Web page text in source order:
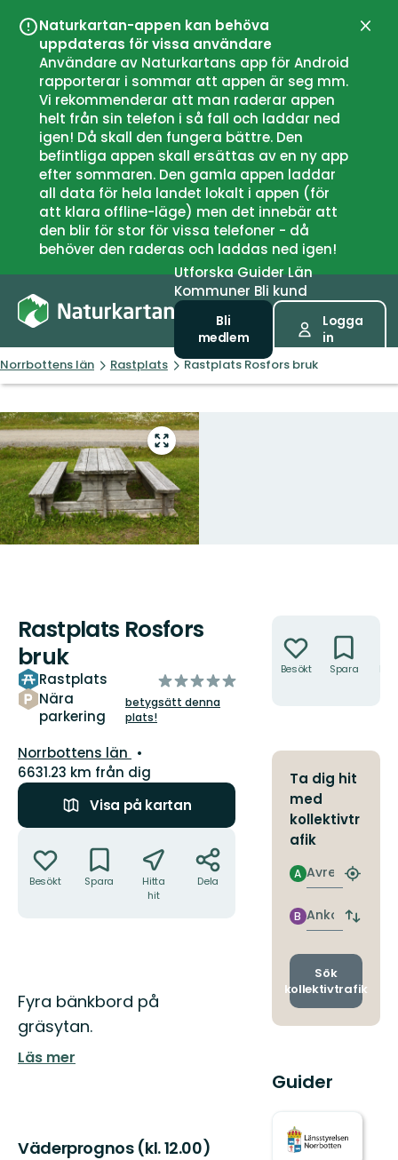
Naturkartan-appen kan behöva
uppdateras för vissa användare
Användare av Naturkartans app för Android
rapporterar i sommar att appen är seg mm.
Vi rekommenderar att man raderar appen
helt från sin telefon i så fall och laddar ned
igen! Då skall den fungera bättre. Den
befintliga appen skall ersättas av en ny app
efter sommaren. Den gamla appen laddar
all data för hela landet lokalt i appen (för
att klara offline-läge) men det innebär att
den blir för stor för vissa telefoner - då
behöver den raderas och laddas ned igen!
UtforskaGuiderLän
Kommuner Bli kund
Bli
medlem
Logga
in
Norrbottens län Rastplats Rastplats Rosfors bruk
Gå
till
helskärmsläge
Rastplats Rosfors
bruk
Rastplats
Nära
parkering
av
5
stjärnor
betygsätt denna
plats!
Län:
Norrbottens län
6631.23 km från dig
Visa på kartan
Besökt Spara
Hitta
hit
Dela
Beskrivning
Fyra bänkbord på
gräsytan.
Läs mer
Väderprognos (kl. 12.00)
Besökt Spara
Ta dig hit
med
kollektivtr
afik
Avresa
A
Hitta
Ankomst
B
Byt
och
Sök
kollektivtrafik
Guider